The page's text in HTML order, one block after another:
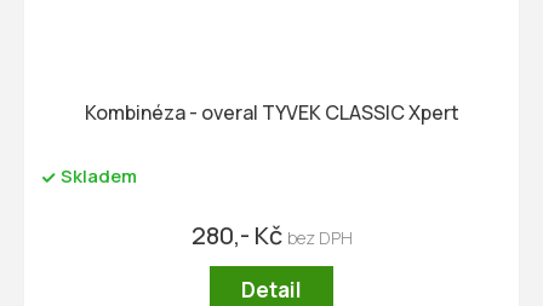
Kombinéza - overal TYVEK CLASSIC Xpert
Skladem
280,- Kč
Detail